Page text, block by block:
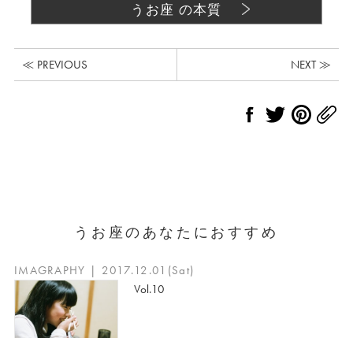
うお座 の本質
≪ PREVIOUS NEXT ≫
うお座のあなたにおすすめ
IMAGRAPHY | 2017.12.01(Sat)
Vol.10